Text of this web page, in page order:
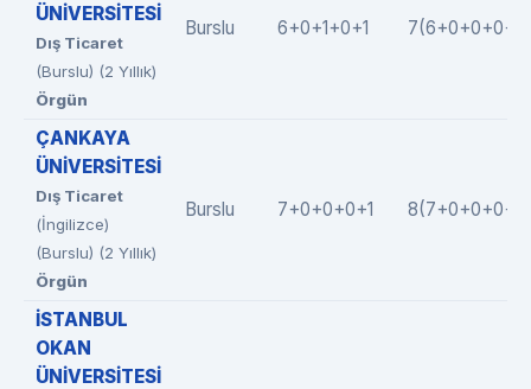
ÜNİVERSİTESİ
Dış Ticaret
(Burslu) (2 Yıllık)
Örgün
Burslu 6+0+1+0+1 7(6+0+0+0+1)
ÇANKAYA
ÜNİVERSİTESİ
Dış Ticaret
(İngilizce)
(Burslu) (2 Yıllık)
Örgün
Burslu 7+0+0+0+1 8(7+0+0+0+1)
İSTANBUL
OKAN
ÜNİVERSİTESİ